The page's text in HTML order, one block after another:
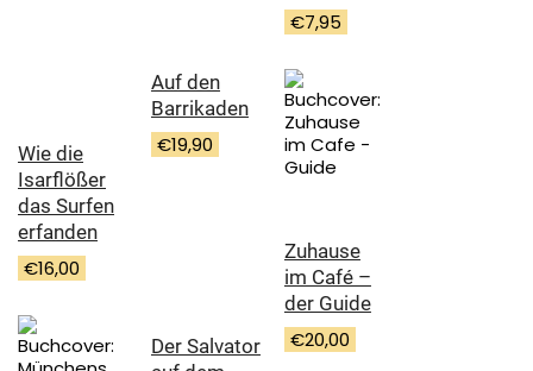
€7,95
Auf den
Barrikaden
€19,90
Wie die
Isarflößer
das Surfen
erfanden
€16,00
Zuhause
im Café –
der Guide
€20,00
Der Salvator